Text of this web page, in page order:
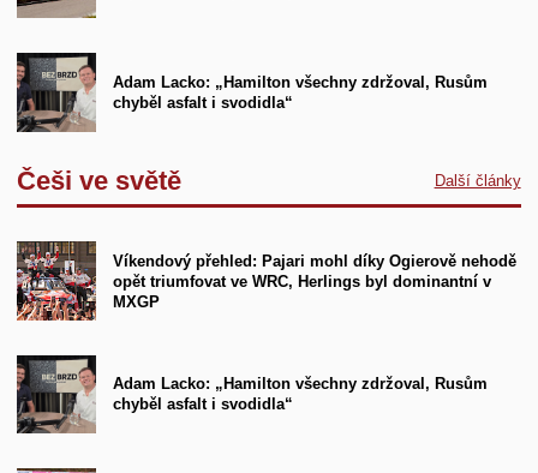
Adam Lacko: „Hamilton všechny zdržoval, Rusům
chyběl asfalt i svodidla“
Češi ve světě Další články
Víkendový přehled: Pajari mohl díky Ogierově nehodě
opět triumfovat ve WRC, Herlings byl dominantní v
MXGP
Adam Lacko: „Hamilton všechny zdržoval, Rusům
chyběl asfalt i svodidla“